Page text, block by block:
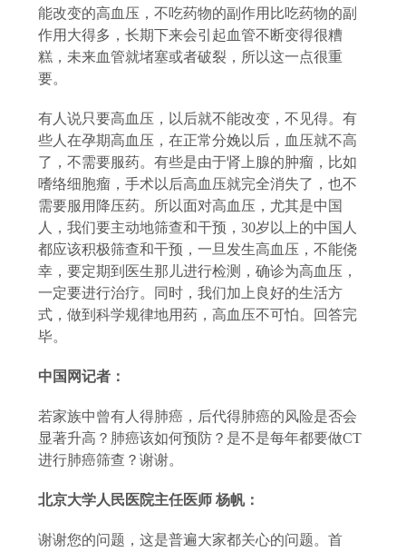
能改变的高血压，不吃药物的副作用比吃药物的副
作用大得多，长期下来会引起血管不断变得很糟
糕，未来血管就堵塞或者破裂，所以这一点很重
要。
有人说只要高血压，以后就不能改变，不见得。有
些人在孕期高血压，在正常分娩以后，血压就不高
了，不需要服药。有些是由于肾上腺的肿瘤，比如
嗜络细胞瘤，手术以后高血压就完全消失了，也不
需要服用降压药。所以面对高血压，尤其是中国
人，我们要主动地筛查和干预，30岁以上的中国人
都应该积极筛查和干预，一旦发生高血压，不能侥
幸，要定期到医生那儿进行检测，确诊为高血压，
一定要进行治疗。同时，我们加上良好的生活方
式，做到科学规律地用药，高血压不可怕。回答完
毕。
中国网记者：
若家族中曾有人得肺癌，后代得肺癌的风险是否会
显著升高？肺癌该如何预防？是不是每年都要做CT
进行肺癌筛查？谢谢。
北京大学人民医院主任医师 杨帆：
谢谢您的问题，这是普遍大家都关心的问题。首